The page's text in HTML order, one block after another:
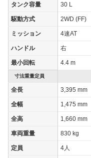
タンク容量 30 L
駆動方式 2WD (FF)
ミッション 4速AT
ハンドル 右
最小回転 4.4 m
寸法重量定員
全長 3,395 mm
全幅 1,475 mm
全高 1,660 mm
車両重量 830 kg
定員 4人